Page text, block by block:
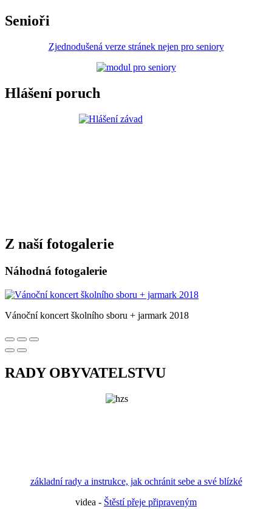
Senioři
Zjednodušená verze stránek nejen pro seniory
Hlášení poruch
Z naší fotogalerie
Náhodná fotogalerie
Vánoční koncert školního sboru + jarmark 2018
RADY OBYVATELSTVU
základní rady a instrukce, jak ochránit sebe a své blízké
videa - Štěstí přeje připraveným